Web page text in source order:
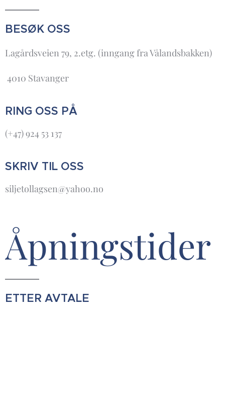
BESØK OSS
Lagårdsveien 79, 2.etg. (inngang fra Vålandsbakken)
4010 Stavanger
RING OSS PÅ
(+47) 924 53 137
SKRIV TIL OSS
siljetollagsen@yahoo.no
Åpningstider
ETTER AVTALE